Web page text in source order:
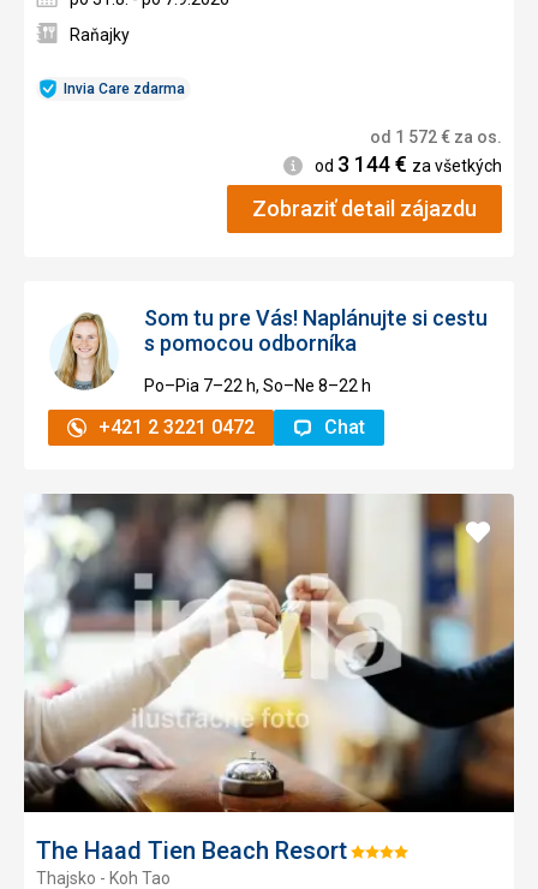
Invia Care zdarma
Raňajky
od 1 572€ za os.
Informácie
od 3 144€ za všetkých
Zobraziť detail zájazdu
Som tu pre Vás! Naplánujte si cestu
s pomocou odborníka
Po–Pia 7–⁠⁠⁠⁠⁠⁠22 h, So–Ne 8–⁠⁠⁠⁠⁠⁠22 h
+421 2 3221 0472 Chat
The Haad Tien Beach ResortHodnotenie:
Thajsko - Koh Tao
Pridať